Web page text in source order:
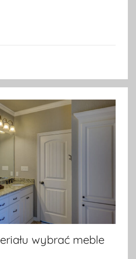
wybrać meble